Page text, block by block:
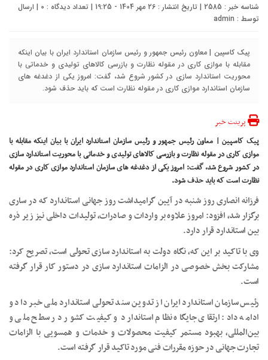
شناسه خبر : 2585 | تاریخ انتشار : 26 مهر 1404 - 19:25 | تعداد دیدگاه : 0 | ارسال
توسط : admin
پیک کاسپین | معاون رئیس جمهور و رئیس سازمان استاندارد ایران با بیان اینکه
مقابله با موازی کاری در مقوله نظارت و بازرسی کالاهای تولیدی و خدماتی با
محوریت استاندارد سازی در کشور شروع شد، گفت: امروز یکی از دغدغه های
سازمان استاندارد موازی کاری در مقوله نظارت است که باید حذف شود.
پرینت خبر
پیک کاسپین | معاون رئیس جمهور و رئیس سازمان استاندارد ایران با بیان اینکه مقابله با
موازی کاری در مقوله نظارت و بازرسی کالاهای تولیدی و خدماتی با محوریت استاندارد سازی
در کشور شروع شد، گفت: امروز یکی از دغدغه های سازمان استاندارد موازی کاری در مقوله
نظارت است که باید حذف شود.
فرزانه انصاری روز شنبه در آیین گرامیداشت روز جهانی استاندارد که در ساری
برگزار شد، افزود: امروز علاوه بر واردات و صادرات، تولیدات داخلی نیز زیر ذره
بین استاندارد قرار دارد.
وی با تاکید بر این که، نگاه دولت به استاندارد سازی تحولی است، تصریح کرد:
مشارکت بخش خصوصی در الزامات استاندارد سازی در دستور کار قرار گرفته
است.
رئیس سازمان استاندارد ایران از تدوین سند تحولی استاندارد ملی خبر داد و
ادامه داد: ارتقای جایگاه نظام استاندارد و کیفیت کشور در سطح ملی و
بین‌المللی، بهبود مستمر کیفیت محصولات و خدمات و همسویی با الزامات
تجارت جهانی در حوزه مقررات فنی مورد تاکید قرار گرفته است.